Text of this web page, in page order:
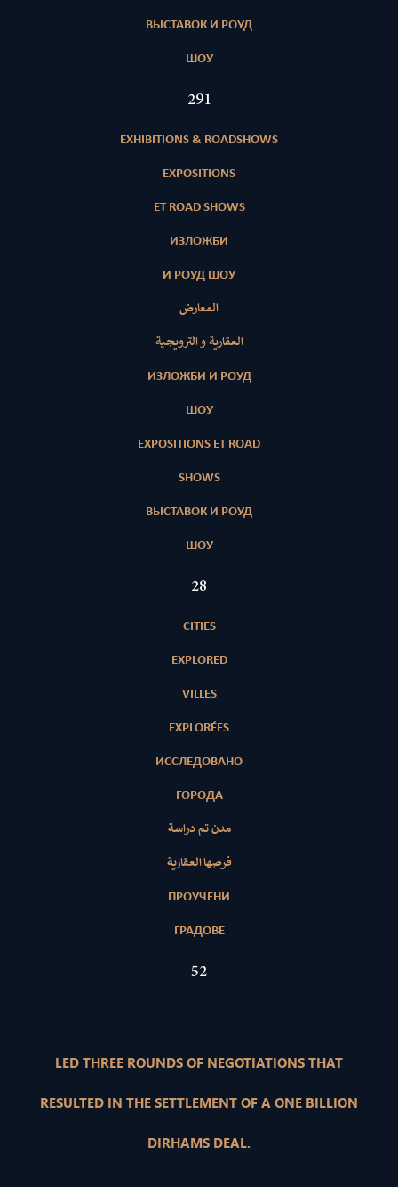
ВЫСТАВОК И РОУД
ШОУ
419
EXHIBITIONS & ROADSHOWS
EXPOSITIONS
ET ROAD SHOWS
ИЗЛОЖБИ
И РОУД ШОУ
المعارض
العقارية و الترويجية
ИЗЛОЖБИ И РОУД
ШОУ
EXPOSITIONS ET ROAD
SHOWS
ВЫСТАВОК И РОУД
ШОУ
28
CITIES
EXPLORED
VILLES
EXPLORÉES
ИССЛЕДОВАНО
ГОРОДА
مدن تم دراسة
فرصها العقارية
ПРОУЧЕНИ
ГРАДОВЕ
52
LED THREE ROUNDS OF NEGOTIATIONS THAT
RESULTED IN THE SETTLEMENT OF A ONE BILLION
DIRHAMS DEAL.